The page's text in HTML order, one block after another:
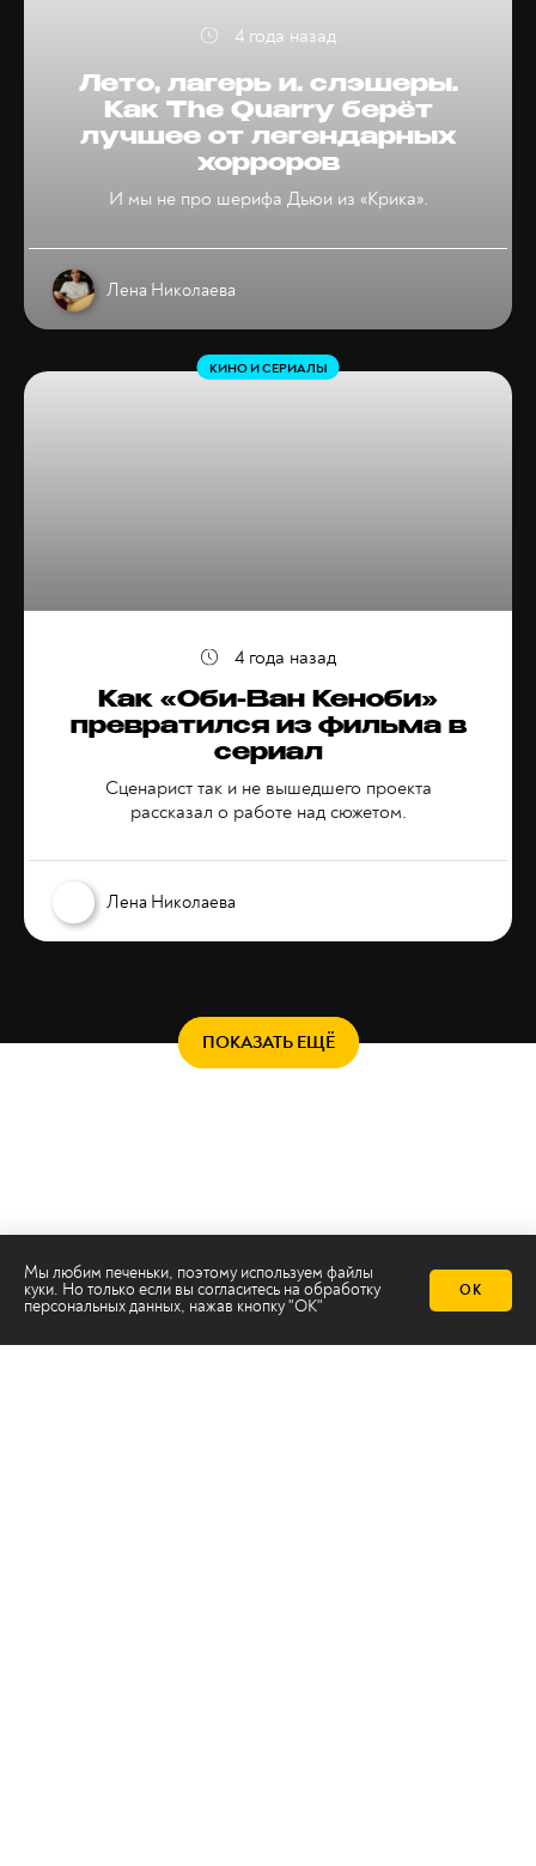
Лето, лагерь и… слэшеры.
Как The Quarry берёт
лучшее от легендарных
хорроров
И мы не про шерифа Дьюи из «Крика».
Лена Николаева
4 года назад
Как «Оби-Ван Кеноби»
превратился из фильма в
сериал
Сценарист так и не вышедшего проекта
рассказал о работе над сюжетом.
КИНО И СЕРИАЛЫ
Лена Николаева
4 года назад
ПОКАЗАТЬ ЕЩЁ
Мы любим печеньки, поэтому используем файлы
куки. Но только если вы согласитесь на обработку
персональных данных, нажав кнопку "ОК"
ОК